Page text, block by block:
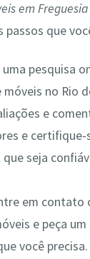
em
passos que
uma pesquisa
no Rio
e
e certifique-
seja
em contato
e peça
você